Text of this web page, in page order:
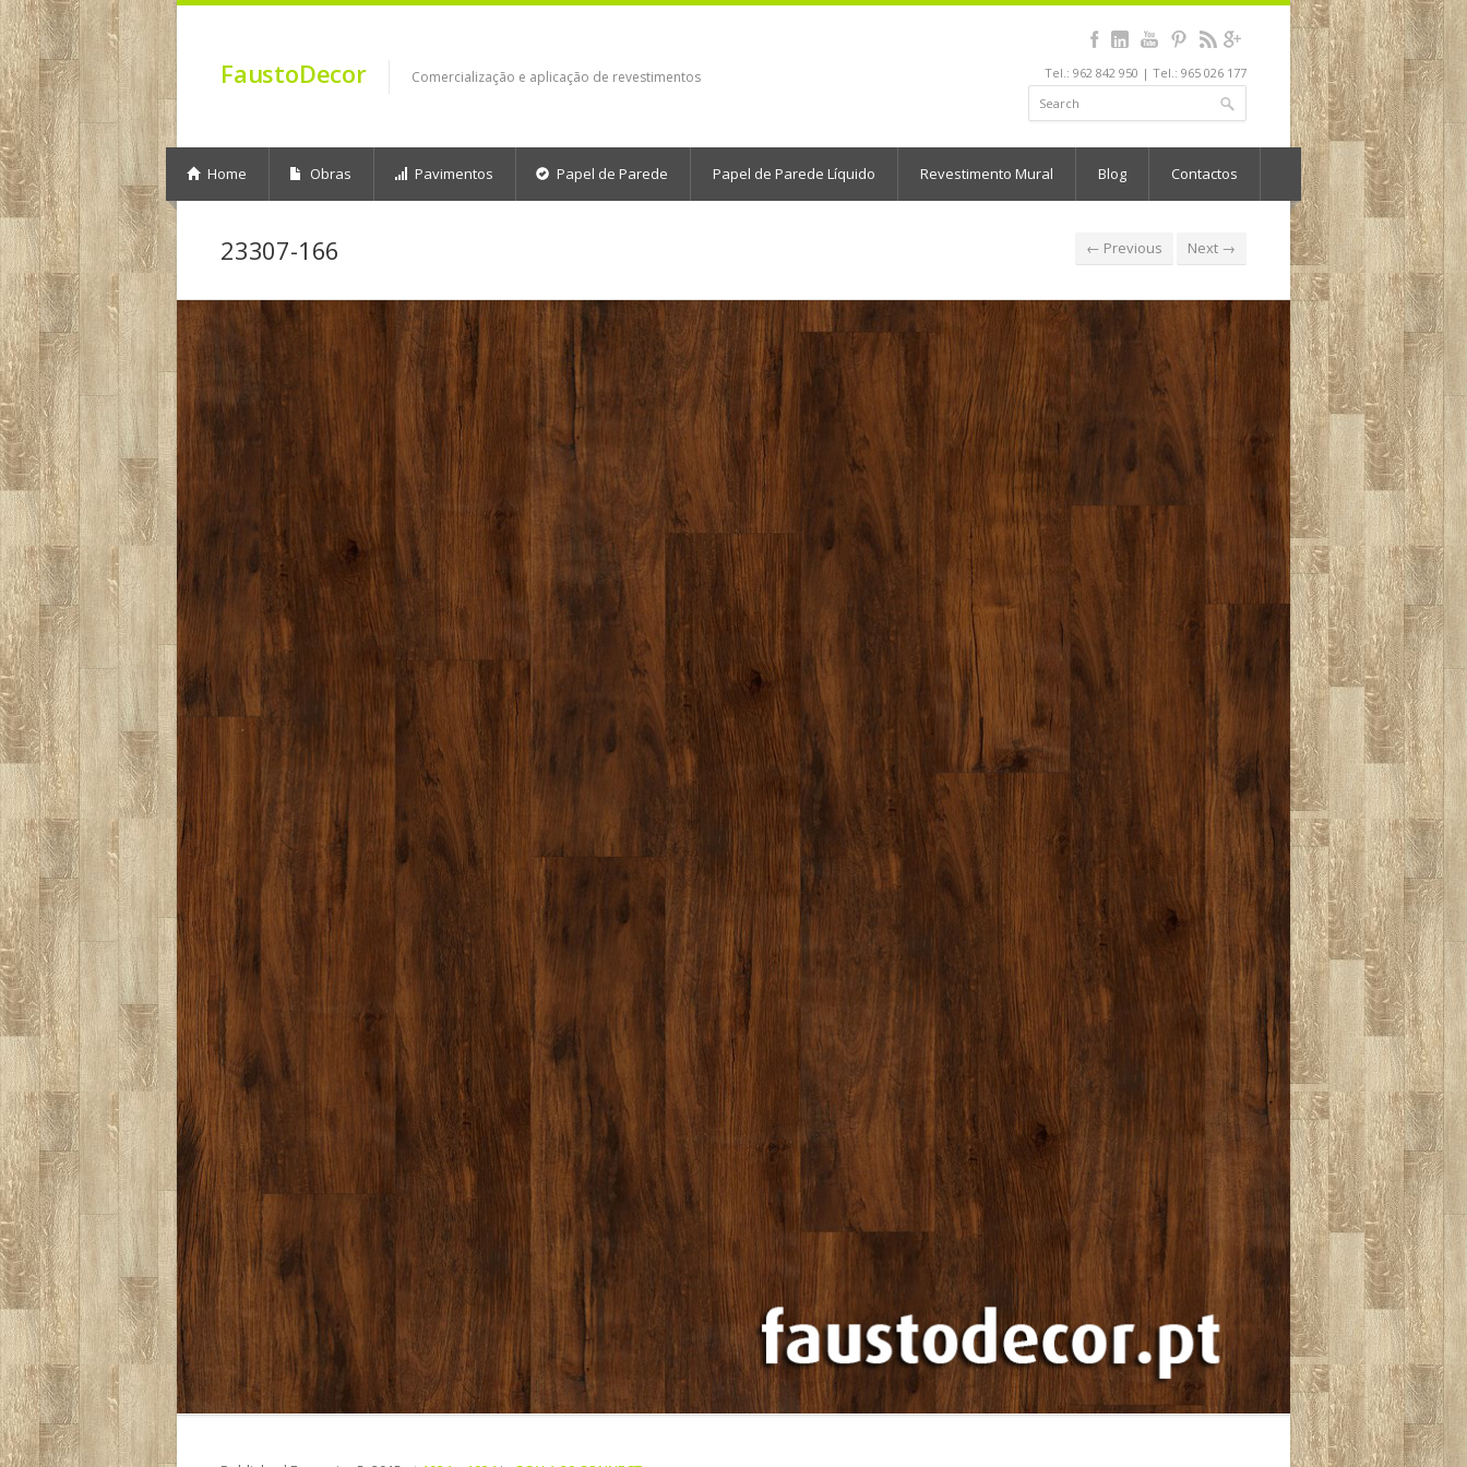
FaustoDecor Comercialização e aplicação de revestimentos Tel.: 962 842 950 | Tel.: 965 026 177
Home Obras Pavimentos Papel de Parede Papel de Parede Líquido Revestimento Mural Blog Contactos
23307-166 ← Previous Next →